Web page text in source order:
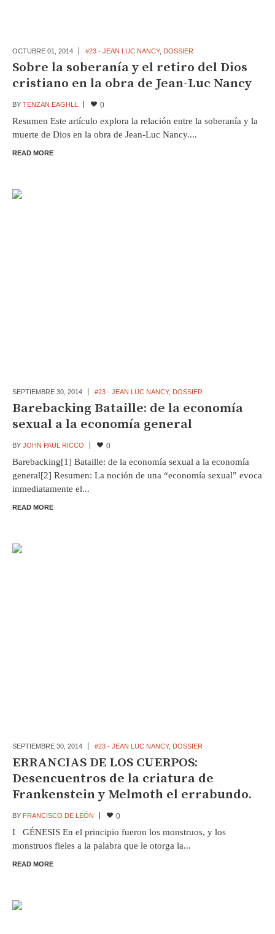
OCTUBRE 01, 2014 #23 - JEAN LUC NANCY, DOSSIER
Sobre la soberanía y el retiro del Dios
cristiano en la obra de Jean-Luc Nancy
BY TENZAN EAGHLL 0
Resumen Este artículo explora la relación entre la soberanía y la
muerte de Dios en la obra de Jean-Luc Nancy....
READ MORE
SEPTIEMBRE 30, 2014 #23 - JEAN LUC NANCY, DOSSIER
Barebacking Bataille: de la economía
sexual a la economía general
BY JOHN PAUL RICCO 0
Barebacking[1] Bataille: de la economía sexual a la economía
general[2] Resumen: La noción de una “economía sexual” evoca
inmediatamente el...
READ MORE
SEPTIEMBRE 30, 2014 #23 - JEAN LUC NANCY, DOSSIER
ERRANCIAS DE LOS CUERPOS:
Desencuentros de la criatura de
Frankenstein y Melmoth el errabundo.
BY FRANCISCO DE LEÓN 0
I GÉNESIS En el principio fueron los monstruos, y los
monstruos fieles a la palabra que le otorga la...
READ MORE